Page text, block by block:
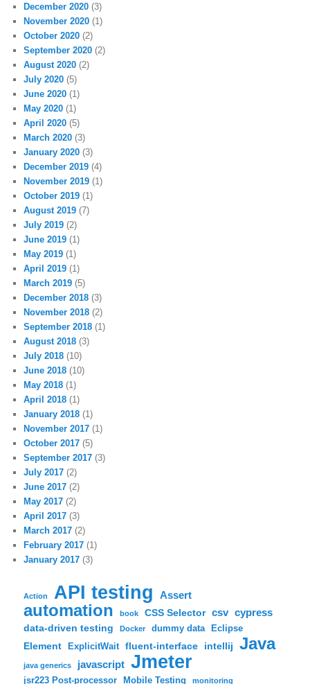
December 2020 (3)
November 2020 (1)
October 2020 (2)
September 2020 (2)
August 2020 (2)
July 2020 (5)
June 2020 (1)
May 2020 (1)
April 2020 (5)
March 2020 (3)
January 2020 (3)
December 2019 (4)
November 2019 (1)
October 2019 (1)
August 2019 (7)
July 2019 (2)
June 2019 (1)
May 2019 (1)
April 2019 (1)
March 2019 (5)
December 2018 (3)
November 2018 (2)
September 2018 (1)
August 2018 (3)
July 2018 (10)
June 2018 (10)
May 2018 (1)
April 2018 (1)
January 2018 (1)
November 2017 (1)
October 2017 (5)
September 2017 (3)
July 2017 (2)
June 2017 (2)
May 2017 (2)
April 2017 (3)
March 2017 (2)
February 2017 (1)
January 2017 (3)
Action API testing Assert
automation book CSS Selector csv cypress
data-driven testing Docker dummy data Eclipse
Element ExplicitWait fluent-interface intellij Java
java generics javascript Jmeter
jsr223 Post-processor Mobile Testing monitoring